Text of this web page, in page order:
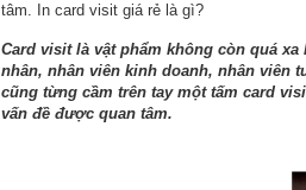
tâm. In card visit giá rẻ là gì?
Card visit là vật phẩm không còn quá
nhân, nhân viên kinh doanh, nhân viên
cũng từng cầm trên tay một tấm card
vấn đề được quan tâm.